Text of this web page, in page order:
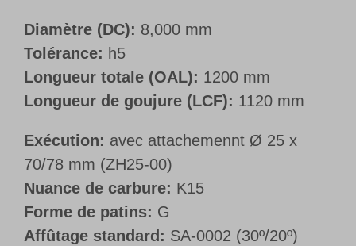
Diamètre (DC): 8,000 mm
Tolérance: h5
Longueur totale (OAL): 1200 mm
Longueur de goujure (LCF): 1120 mm
Exécution: avec attachemennt Ø 25 x
70/78 mm (ZH25-00)
Nuance de carbure: K15
Forme de patins: G
Affûtage standard: SA-0002 (30º/20º)